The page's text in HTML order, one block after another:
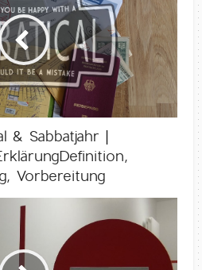
& Sabbatjahr |
Vorbereitung